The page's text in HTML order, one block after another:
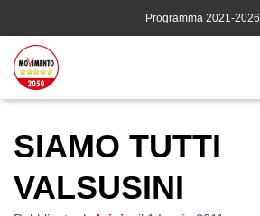
Programma 2021-2026
SIAMO TUTTI
VALSUSINI